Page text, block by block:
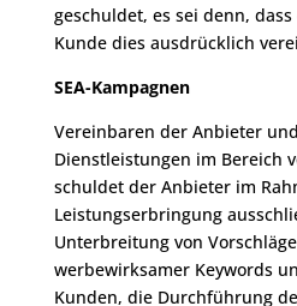
geschuldet, es sei denn,
Kunde dies ausdrücklich
SEA-Kampagnen
Vereinbaren der Anbieter
Dienstleistungen im Bereich
schuldet der Anbieter im
Leistungserbringung
Unterbreitung von
werbewirksamer Keywords
Kunden, die Durchführung